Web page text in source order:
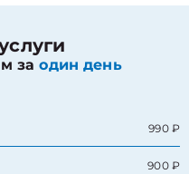
заодин день
990 ₽
900 ₽